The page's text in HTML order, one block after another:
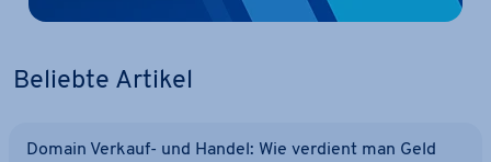
Beliebte Artikel
Domain Verkauf- und Handel: Wie verdient man Geld